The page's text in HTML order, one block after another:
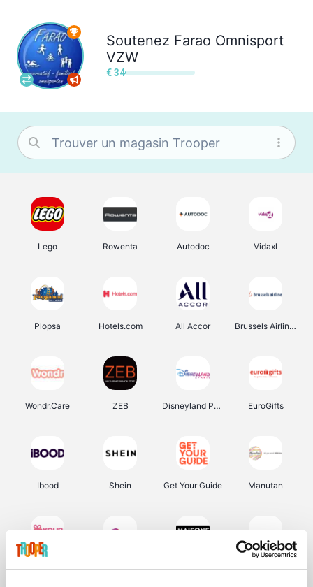
Soutenez Farao Omnisport
VZW
€ 34
Lego Rowenta Autodoc Vidaxl
Plopsa Hotels.com All Accor Brussels Airlines
Wondr.Care ZEB Disneyland Paris EuroGifts
Ibood Shein Get Your Guide Manutan